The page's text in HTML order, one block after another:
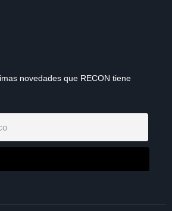
novedades que RECON tiene